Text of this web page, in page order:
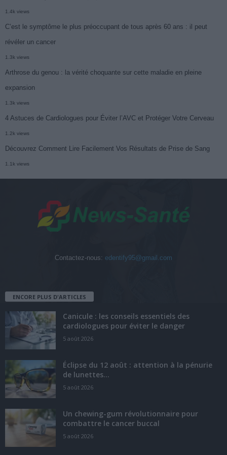
1.4k views
C’est le symptôme le plus préoccupant de tous après 60 ans : il peut
révéler un cancer
1.3k views
Arthrose du genou : la vérité choquante sur cette maladie en pleine
expansion
1.3k views
4 Astuces de Cardiologues pour Éviter l’AVC et Protéger Votre Cerveau
1.2k views
Découvrez Comment Lire Facilement Vos Résultats de Prise de Sang
1.1k views
Contactez-nous: edentify95@gmail.com
ENCORE PLUS D'ARTICLES
Canicule : les conseils essentiels des
cardiologues pour éviter le danger
5 août 2026
Éclipse du 12 août : attention à la pénurie
de lunettes...
5 août 2026
Un chewing-gum révolutionnaire pour
combattre le cancer buccal
5 août 2026